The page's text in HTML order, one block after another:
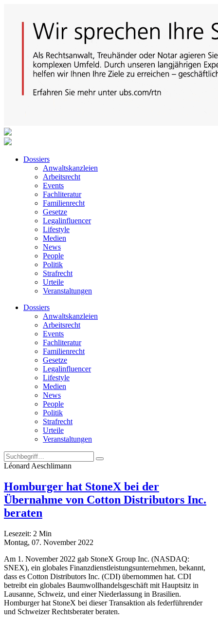
Dossiers
Anwaltskanzleien
Arbeitsrecht
Events
Fachliteratur
Familienrecht
Gesetze
Legalinfluencer
Lifestyle
Medien
News
People
Politik
Strafrecht
Urteile
Veranstaltungen
Dossiers
Anwaltskanzleien
Arbeitsrecht
Events
Fachliteratur
Familienrecht
Gesetze
Legalinfluencer
Lifestyle
Medien
News
People
Politik
Strafrecht
Urteile
Veranstaltungen
Léonard Aeschlimann
Homburger hat StoneX bei der
Übernahme von Cotton Distributors Inc.
beraten
Lesezeit: 2 Min
Montag, 07. November 2022
Am 1. November 2022 gab StoneX Group Inc. (NASDAQ:
SNEX), ein globales Finanzdienstleistungsunternehmen, bekannt,
dass es Cotton Distributors Inc. (CDI) übernommen hat. CDI
betreibt ein globales Baumwollhandelsgeschäft mit Hauptsitz in
Lausanne, Schweiz, und einer Niederlassung in Brasilien.
Homburger hat StoneX bei dieser Transaktion als federführender
und Schweizer Rechtsberater beraten.